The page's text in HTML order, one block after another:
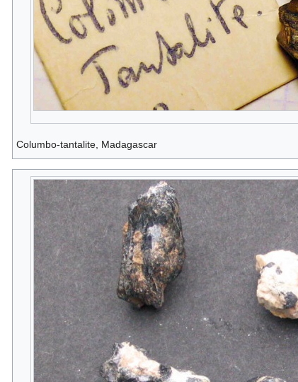
Columbo-tantalite, Madagascar